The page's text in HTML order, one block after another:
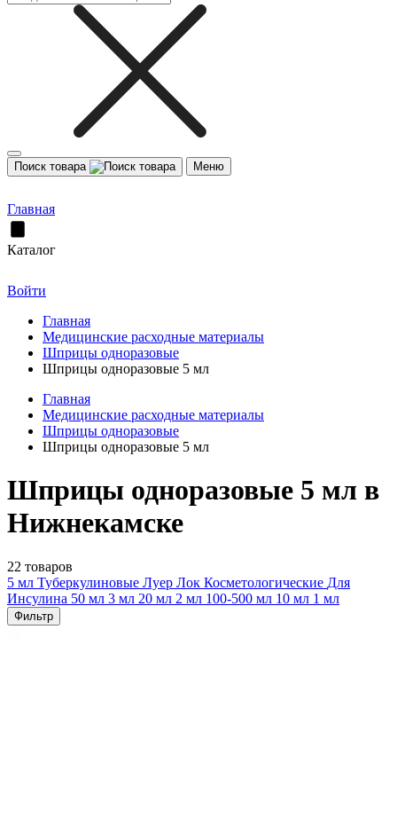
Поиск товара Меню
Главная
Каталог
Войти
Главная
Медицинские расходные материалы
Шприцы одноразовые
Шприцы одноразовые 5 мл
Главная
Медицинские расходные материалы
Шприцы одноразовые
Шприцы одноразовые 5 мл
Шприцы одноразовые 5 мл в
Нижнекамске
22 товаров
5 мл Туберкулиновые Луер Лок Косметологические Для
Инсулина 50 мл 3 мл 20 мл 2 мл 100-500 мл 10 мл 1 мл
Фильтр